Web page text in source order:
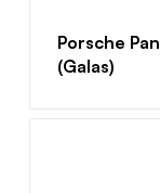
Porsche
(Galas)